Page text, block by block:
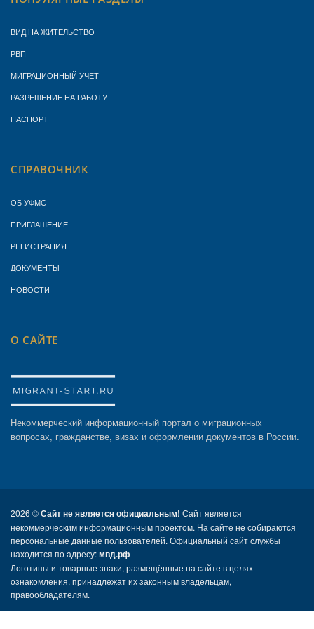
ВИД НА ЖИТЕЛЬСТВО
РВП
МИГРАЦИОННЫЙ УЧЁТ
РАЗРЕШЕНИЕ НА РАБОТУ
ПАСПОРТ
СПРАВОЧНИК
ОБ УФМС
ПРИГЛАШЕНИЕ
РЕГИСТРАЦИЯ
ДОКУМЕНТЫ
НОВОСТИ
О САЙТЕ
Некоммерческий информационный портал о миграционных
вопросах, гражданстве, визах и оформлении документов в России.
2026 ©Сайт не является официальным! Сайт является
некоммерческим информационным проектом. На сайте не собираются
персональные данные пользователей. Официальный сайт службы
находится по адресу:мвд.рф
Логотипы и товарные знаки, размещённые на сайте в целях
ознакомления, принадлежат их законным владельцам,
правообладателям.